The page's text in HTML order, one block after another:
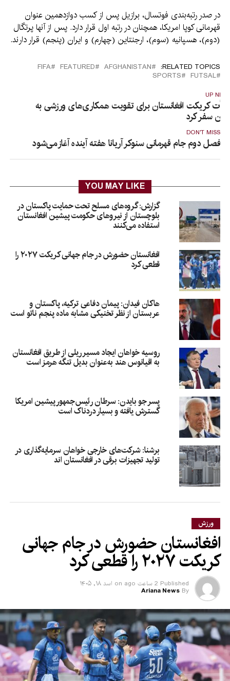
در صدر رتبه‌بندی فوتسال، برازیل پس از کسب دوازدهمین عنوان
قهرمانی کوپا امریکا، همچنان در رتبه اول قرار دارد. پس از آنها پرتگال
(دوم)، هسپانیه (سوم)، ارجنتاین (چهارم) و ایران (پنجم) قرار دارند.
RELATED TOPICS:
AFGHANISTAN
FEATURED
FIFA
FUTSAL
SPORTS
UP
کریکت افغانستان برای تقویت همکاری‌های ورزشی به
سفر کرد
DON'T MISS
فصل دوم جام قهرمانی سنوکر آریانا هفته آینده آغاز می‌شود
YOU MAY LIKE
گزارش: گروه‌های مسلح تحت حمایت پاکستان در
بلوچستان از نیروهای حکومت پیشین افغانستان
استفاده می‌کنند
افغانستان حضورش در جام جهانی کریکت ۲۰۲۷ را
قطعی کرد
هاکان فیدان: پیمان دفاعی ترکیه، پاکستان و
عربستان از نظر تخنیکی مشابه ماده پنجم ناتو است
روسیه خواهان ایجاد مسیر ریلی از طریق افغانستان
به اقیانوس هند به‌عنوان بدیل تنگه هرمز است
پسر جو بایدن: سرطان رئیس‌جمهور پیشین امریکا
گسترش یافته و بسیار دردناک است
برشنا: شرکت‌های خارجی خواهان سرمایه‌گذاری در
تولید تجهیزات برقی در افغانستان‌ اند
ورزش
افغانستان حضورش در جام جهانی
کریکت ۲۰۲۷ را قطعی کرد
Published 2 ساعت ago on اسد ۱۸, ۱۴۰۵
By
Ariana News